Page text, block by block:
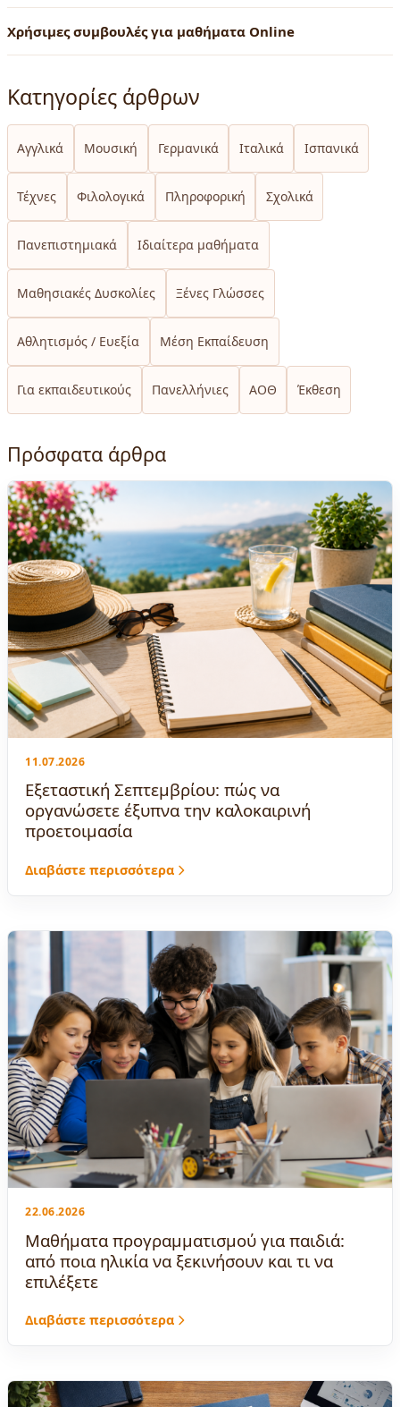
Χρήσιμες συμβουλές για μαθήματα Online
Κατηγορίες άρθρων
Αγγλικά Μουσική Γερμανικά Ιταλικά Ισπανικά
Τέχνες Φιλολογικά Πληροφορική Σχολικά
Πανεπιστημιακά Ιδιαίτερα μαθήματα
Μαθησιακές Δυσκολίες Ξένες Γλώσσες
Αθλητισμός / Ευεξία Μέση Εκπαίδευση
Για εκπαιδευτικούς Πανελλήνιες ΑΟΘ Έκθεση
Πρόσφατα άρθρα
11.07.2026
Εξεταστική Σεπτεμβρίου: πώς να
οργανώσετε έξυπνα την καλοκαιρινή
προετοιμασία
Διαβάστε περισσότερα
22.06.2026
Μαθήματα προγραμματισμού για παιδιά:
από ποια ηλικία να ξεκινήσουν και τι να
επιλέξετε
Διαβάστε περισσότερα